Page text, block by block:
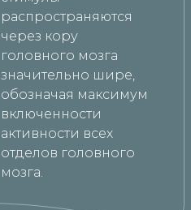
распространяются
через кору
головного мозга
значительно шире,
обозначая максимум
включенности
активности всех
отделов головного
мозга.